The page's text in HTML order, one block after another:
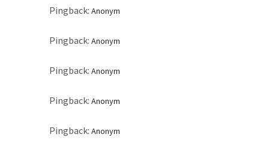
Pingback: Anonym
Pingback: Anonym
Pingback: Anonym
Pingback: Anonym
Pingback: Anonym